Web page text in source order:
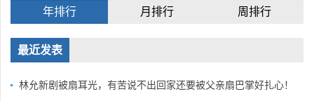
年排行 月排行 周排行
最近发表
林允新剧被扇耳光，有苦说不出回家还要被父亲扇巴掌好扎心！